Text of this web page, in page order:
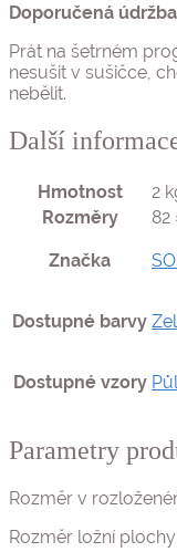
Doporučená
Prát na šetrném
nesušit v sušičce,
nebělit.
Další
Hmotnost
2
Rozměry
82
Značka
Dostupné barvy
Dostupné vzory
Parametry
Rozměr v
Rozměr ložní